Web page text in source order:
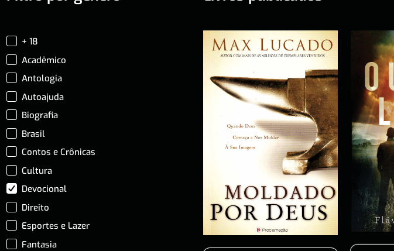
+ 18
Acadêmico
Antologia
Autoajuda
Biografia
Brasil
Contos e Crônicas
Cultura
Devocional
Direito
Esportes e Lazer
Fantasia